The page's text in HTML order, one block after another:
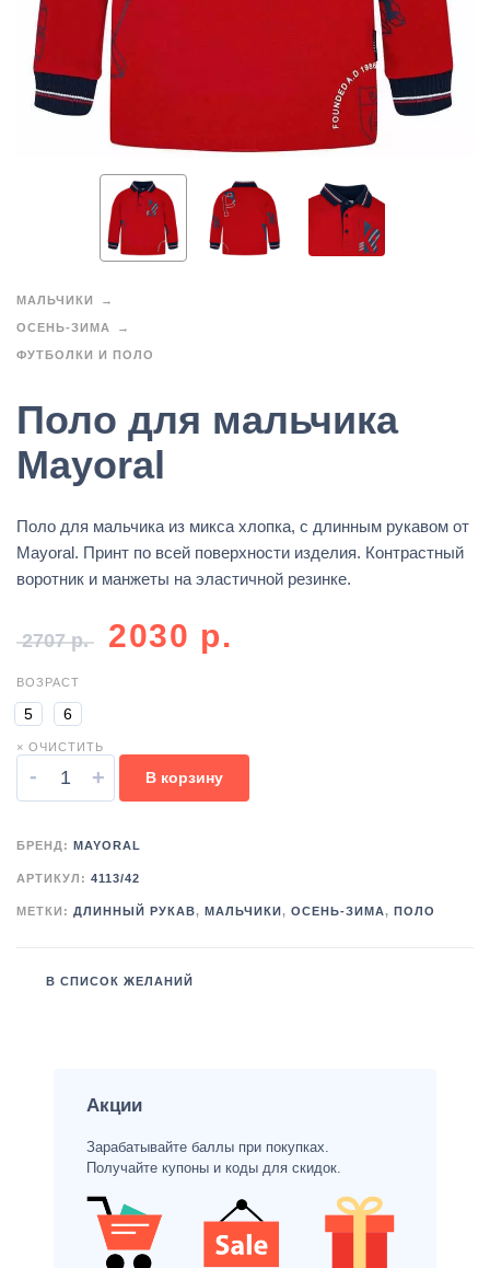
МАЛЬЧИКИ
ОСЕНЬ-ЗИМА
ФУТБОЛКИ И ПОЛО
Поло для мальчика
Mayoral
Поло для мальчика из микса хлопка, с длинным рукавом от
Mayoral. Принт по всей поверхности изделия. Контрастный
воротник и манжеты на эластичной резинке.
2707р. 2030 р.
ВОЗРАСТ
5 6
× ОЧИСТИТЬ
- + В корзину
БРЕНД: MAYORAL
АРТИКУЛ: 4113/42
МЕТКИ: ДЛИННЫЙ РУКАВ, МАЛЬЧИКИ , ОСЕНЬ-ЗИМА, ПОЛО
В СПИСОК ЖЕЛАНИЙ
Акции
Зарабатывайте баллы при покупках.
Получайте купоны и коды для скидок.